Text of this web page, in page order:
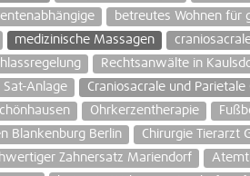
betreutes Wohnen für
medizinische Massagen
Rechtsanwälte in
Sat-Anlage Craniosacrale und
Ohrkerzentherapie
Blankenburg Berlin Chirurgie Tierarzt
Zahnersatz Mariendorf